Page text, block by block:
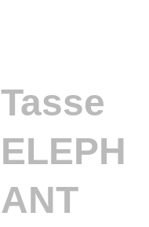
Tasse
ELEPH
ANT